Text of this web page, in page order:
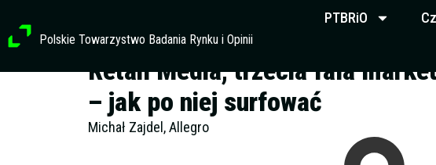
treści
Polskie Towarzystwo Badania Rynku i Opinii
PTBRiO
Retail Media, trzecia fala
– jak po niej surfować
Michał Zajdel, Allegro